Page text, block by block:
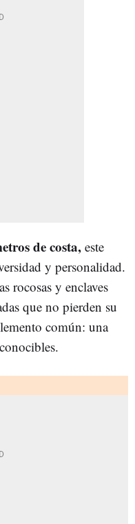
de costa, este
y personalidad.
rocosas y enclaves
que no pierden su
común: una